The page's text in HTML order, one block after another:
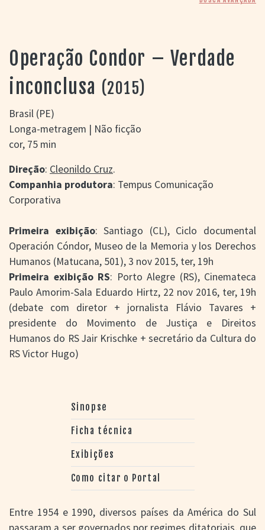
CINEMA GAÚCHO
> APRESENTAÇÃO
> BUSCA AVANÇADA
> FILMOGRAFIAS DE
CINEASTAS
> DISCOGRAFIAS
> BIBLIOGRAFIAS
CONTATO E
LOCALIZAÇÃO
Operação Condor – Verdade
inconclusa (2015)
Brasil (PE)
Longa-metragem | Não ficção
cor, 75 min
Direção: Cleonildo Cruz.
Companhia produtora: Tempus Comunicação
Corporativa
Primeira exibição: Santiago (CL), Ciclo documental
Operación Cóndor, Museo de la Memoria y los Derechos
Humanos (Matucana, 501), 3 nov 2015, ter, 19h
Primeira exibição RS: Porto Alegre (RS), Cinemateca
Paulo Amorim-Sala Eduardo Hirtz, 22 nov 2016, ter, 19h
(debate com diretor + jornalista Flávio Tavares +
presidente do Movimento de Justiça e Direitos
Humanos do RS Jair Krischke + secretário da Cultura do
RS Victor Hugo)
Sinopse
Ficha técnica
Exibições
Como citar o Portal
Entre 1954 e 1990, diversos países da América do Sul